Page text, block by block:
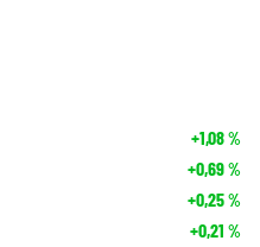
+1,08%
+0,69%
+0,25%
+0,21 %